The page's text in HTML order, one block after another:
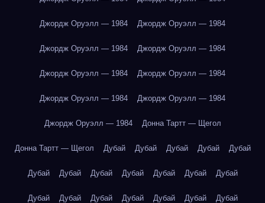
Джордж Оруэлл — 1984 Джордж Оруэлл — 1984
Джордж Оруэлл — 1984 Джордж Оруэлл — 1984
Джордж Оруэлл — 1984 Джордж Оруэлл — 1984
Джордж Оруэлл — 1984 Джордж Оруэлл — 1984
Джордж Оруэлл — 1984 Донна Тартт — Щегол
Донна Тартт — Щегол Дубай Дубай Дубай Дубай Дубай
Дубай Дубай Дубай Дубай Дубай Дубай Дубай
Дубай Дубай Дубай Дубай Дубай Дубай Дубай